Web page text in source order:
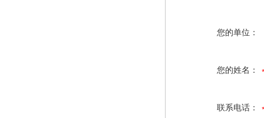
您的单位：
您的姓名：
联系电话：